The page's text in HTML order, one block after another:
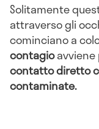
Solitamente
attraverso gli
cominciano a
contagioavviene
contatto diretto
contaminate.